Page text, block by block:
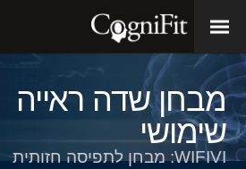
מבחן שדה ראייה
שימושי
WIFIVI: מבחן לתפיסה חזותית